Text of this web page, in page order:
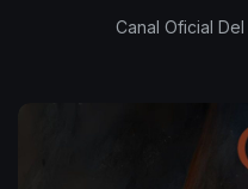
Canal Oficial